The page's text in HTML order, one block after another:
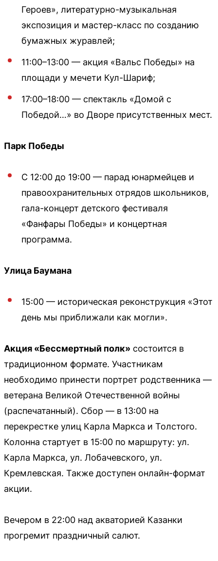
Героев», литературно-музыкальная
экспозиция и мастер-класс по созданию
бумажных журавлей;
11:00–13:00 — акция «Вальс Победы» на
площади у мечети Кул-Шариф;
17:00–18:00 — спектакль «Домой с
Победой…» во Дворе присутственных мест.
Парк Победы
С 12:00 до 19:00 — парад юнармейцев и
правоохранительных отрядов школьников,
гала-концерт детского фестиваля
«Фанфары Победы» и концертная
программа.
Улица Баумана
15:00 — историческая реконструкция «Этот
день мы приближали как могли».
Акция «Бессмертный полк» состоится в
традиционном формате. Участникам
необходимо принести портрет родственника —
ветерана Великой Отечественной войны
(распечатанный). Сбор — в 13:00 на
перекрестке улиц Карла Маркса и Толстого.
Колонна стартует в 15:00 по маршруту: ул.
Карла Маркса, ул. Лобачевского, ул.
Кремлевская. Также доступен онлайн-формат
акции.
Вечером в 22:00 над акваторией Казанки
прогремит праздничный салют.